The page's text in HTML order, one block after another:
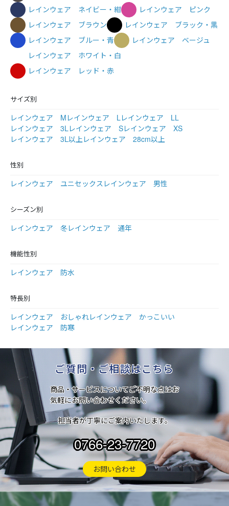
レインウェア ネイビー・紺
レインウェア ピンク
レインウェア ブラウン
レインウェア ブラック・黒
レインウェア ブルー・青
レインウェア ベージュ
レインウェア ホワイト・白
レインウェア レッド・赤
サイズ別
レインウェア M レインウェア L レインウェア LL
レインウェア 3L レインウェア Sレインウェア XS
レインウェア 3L以上 レインウェア 28cm以上
性別
レインウェア ユニセックス レインウェア 男性
シーズン別
レインウェア 冬レインウェア 通年
機能性別
レインウェア 防水
特長別
レインウェア おしゃれレインウェア かっこいい
レインウェア 防寒
ご質問・ご相談はこちら
商品・サービスについてご不明な点はお
気軽にお問い合わせください。
担当者が丁寧にご案内いたします。
0766-23-7720
お問い合わせ